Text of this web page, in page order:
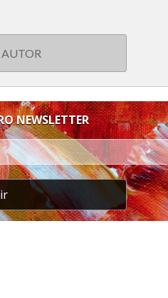
AUTOR
NEWSLETTER